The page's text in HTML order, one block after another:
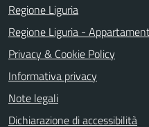
Regione Liguria
Regione Liguria -
Privacy & Cookie Policy
Informativa privacy
Note legali
Dichiarazione di accessibilità